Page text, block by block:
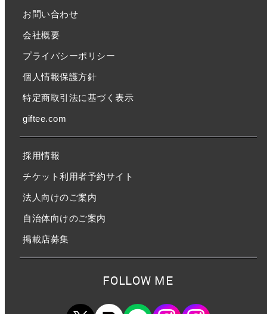
お問い合わせ
会社概要
プライバシーポリシー
個人情報保護方針
特定商取引法に基づく表示
giftee.com
採用情報
チケット利用者予約サイト
法人向けのご案内
自治体向けのご案内
掲載店募集
FOLLOW ME